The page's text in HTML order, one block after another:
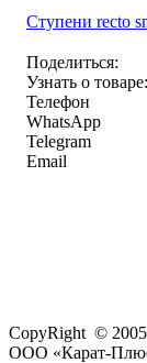
Ступени recto
Поделиться:
Узнать о товаре:
Телефон
WhatsApp
Telegram
Email
CopyRight ©
ООО «Карат-